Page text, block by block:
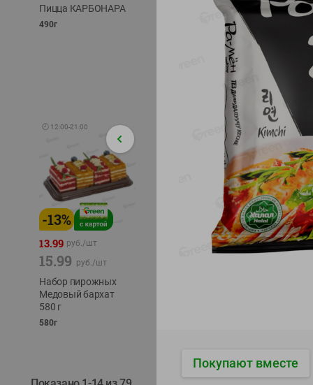
Пицца КАРБОНАРА
490г
полуфабрикат,
охлажденный 1 кг
охлажд
🕘 12:00-21:00
-13%
13.99 руб./шт
15.99 руб./шт
Набор пирожных
Медовый бархат
580 г
580г
-24%
4.99
Покупают вместе